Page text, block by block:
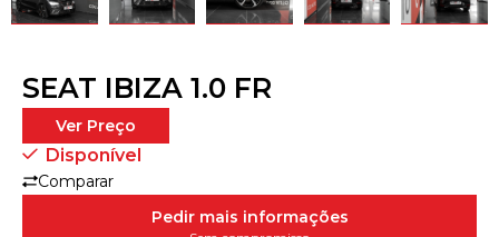
SEAT IBIZA 1.0 FR
Ver Preço
Disponível
Comparar
Pedir mais informações